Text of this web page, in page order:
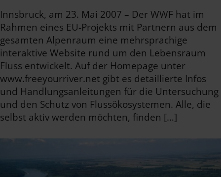
Innsbruck, am 23. Mai 2007 – Der WWF hat im
Rahmen eines EU-Projekts mit Partnern aus dem
gesamten Alpenraum eine mehrsprachige
interaktive Website rund um den Lebensraum
Fluss entwickelt. Auf der Homepage unter
www.freeyourriver.net gibt es detaillierte Infos
und Handlungsanleitungen für die Untersuchung
und den Schutz von Flussökosystemen. Alle, die
selbst aktiv werden möchten, finden […]